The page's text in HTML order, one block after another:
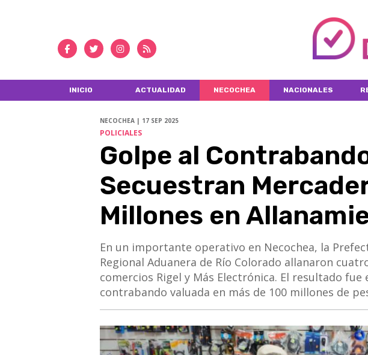
INICIO ACTUALIDAD NECOCHEA NACIONALES
NECOCHEA | 17 SEP 2025
POLICIALES
Golpe al
Secuestran
Millones en
En un importante operativo en Necochea, la
Regional Aduanera de Río Colorado allanaron
comercios Rigel y Más Electrónica. El resultado
contrabando valuada en más de 100 millones de